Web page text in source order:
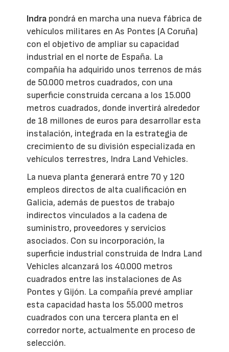
Indra pondrá en marcha una nueva fábrica de
vehículos militares en As Pontes (A Coruña)
con el objetivo de ampliar su capacidad
industrial en el norte de España. La
compañía ha adquirido unos terrenos de más
de 50.000 metros cuadrados, con una
superficie construida cercana a los 15.000
metros cuadrados, donde invertirá alrededor
de 18 millones de euros para desarrollar esta
instalación, integrada en la estrategia de
crecimiento de su división especializada en
vehículos terrestres, Indra Land Vehicles.
La nueva planta generará entre 70 y 120
empleos directos de alta cualificación en
Galicia, además de puestos de trabajo
indirectos vinculados a la cadena de
suministro, proveedores y servicios
asociados. Con su incorporación, la
superficie industrial construida de Indra Land
Vehicles alcanzará los 40.000 metros
cuadrados entre las instalaciones de As
Pontes y Gijón. La compañía prevé ampliar
esta capacidad hasta los 55.000 metros
cuadrados con una tercera planta en el
corredor norte, actualmente en proceso de
selección.